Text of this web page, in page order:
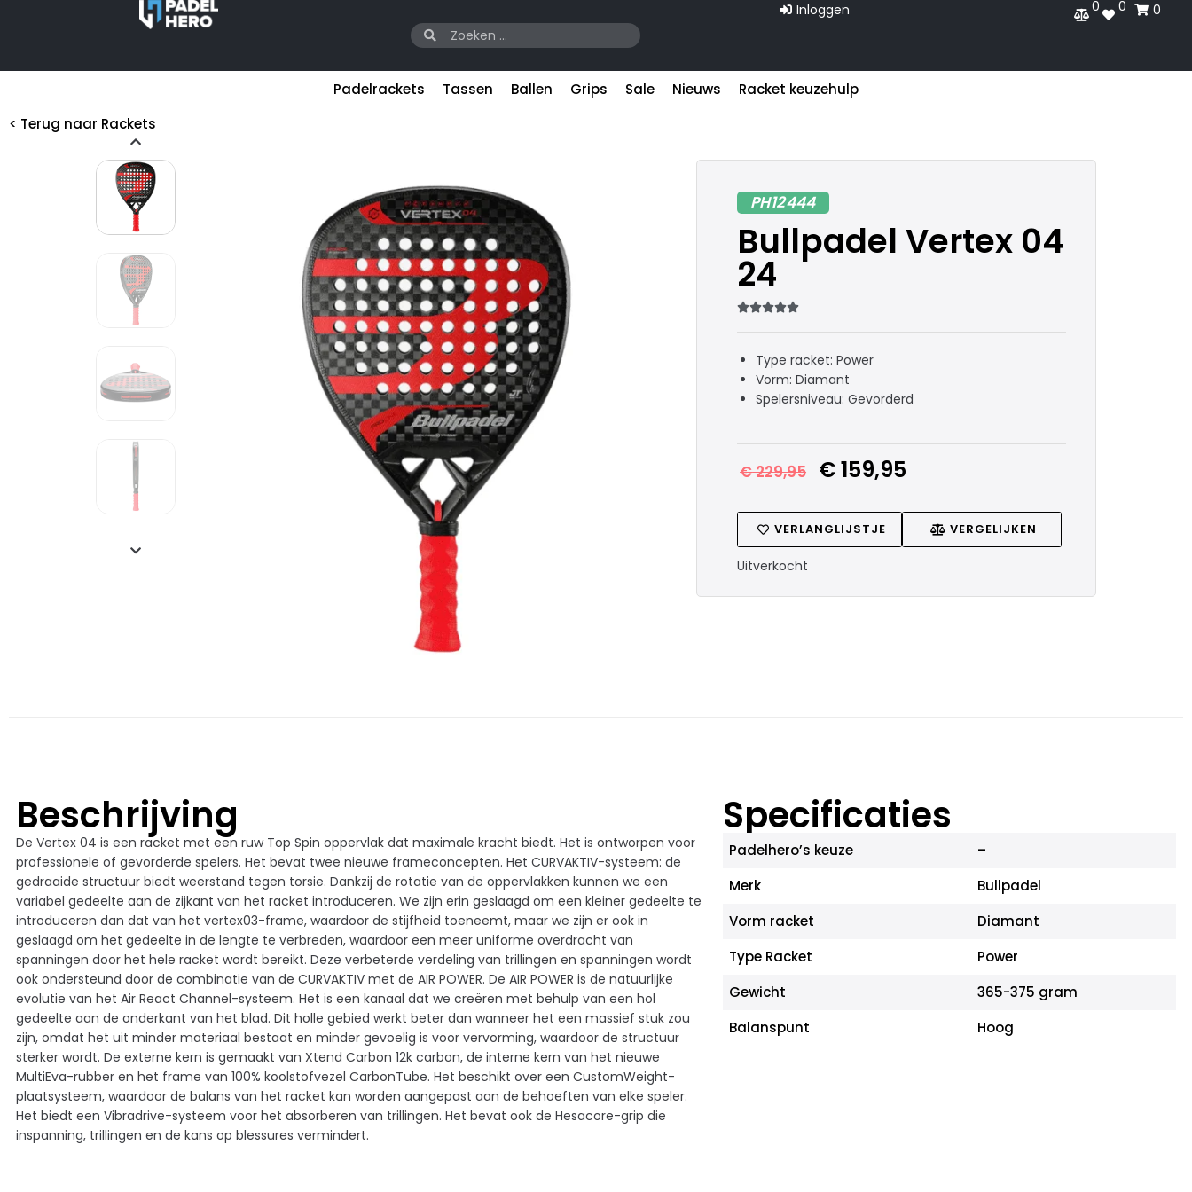
Inloggen 0 0 0
Padelrackets Tassen Ballen Grips Sale Nieuws
Racket keuzehulp
< Terug naar Rackets
PH12444
Bullpadel Vertex 04
24

Type racket: Power
Vorm: Diamant
Spelersniveau: Gevorderd
€229,95 €159,95
VERLANGLIJSTJE VERGELIJKEN
Uitverkocht
Beschrijving
De Vertex 04 is een racket met een ruw Top Spin oppervlak dat maximale kracht biedt. Het is ontworpen voor
professionele of gevorderde spelers. Het bevat twee nieuwe frameconcepten. Het CURVAKTIV-systeem: de
gedraaide structuur biedt weerstand tegen torsie. Dankzij de rotatie van de oppervlakken kunnen we een
variabel gedeelte aan de zijkant van het racket introduceren. We zijn erin geslaagd om een ​​kleiner gedeelte te
introduceren dan dat van het vertex03-frame, waardoor de stijfheid toeneemt, maar we zijn er ook in
geslaagd om het gedeelte in de lengte te verbreden, waardoor een meer uniforme overdracht van
spanningen door het hele racket wordt bereikt. Deze verbeterde verdeling van trillingen en spanningen wordt
ook ondersteund door de combinatie van de CURVAKTIV met de AIR POWER. De AIR POWER is de natuurlijke
evolutie van het Air React Channel-systeem. Het is een kanaal dat we creëren met behulp van een hol
gedeelte aan de onderkant van het blad. Dit holle gebied werkt beter dan wanneer het een massief stuk zou
zijn, omdat het uit minder materiaal bestaat en minder gevoelig is voor vervorming, waardoor de structuur
sterker wordt. De externe kern is gemaakt van Xtend Carbon 12k carbon, de interne kern van het nieuwe
MultiEva-rubber en het frame van 100% koolstofvezel CarbonTube. Het beschikt over een CustomWeight-
plaatsysteem, waardoor de balans van het racket kan worden aangepast aan de behoeften van elke speler.
Het biedt een Vibradrive-systeem voor het absorberen van trillingen. Het bevat ook de Hesacore-grip die
inspanning, trillingen en de kans op blessures vermindert.
Specificaties
Padelhero’s keuze
–
Merk
Bullpadel
Vorm racket
Diamant
Type Racket
Power
Gewicht
365-375 gram
Balanspunt
Hoog